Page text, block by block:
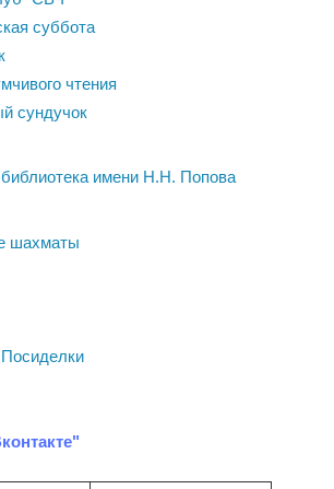
суббота
чтения
сундучок
имени Н.Н. Попова
шахматы